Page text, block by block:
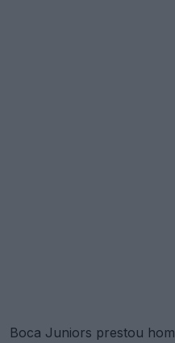
Boca Juniors prestou